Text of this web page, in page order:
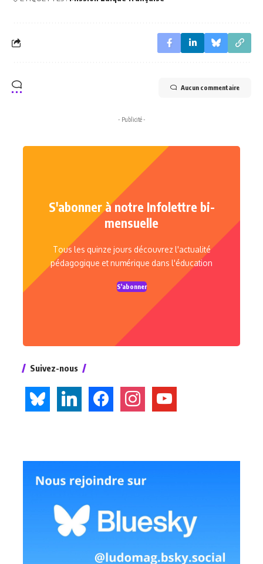
Aucun commentaire
- Publicité -
S'abonner à notre Infolettre bi-
mensuelle
Tous les quinze jours découvrez l'actualité
pédagogique et numérique dans l'éducation
S'abonner
Suivez-nous
bluesky linkedin facebook instagramyoutube